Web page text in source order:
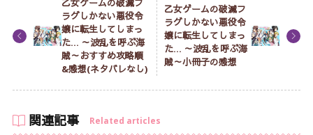
ラグしかない悪役令
嬢に転生してしまっ
た… ～波乱を呼ぶ海
賊～おすすめ攻略順
&感想(ネタバレなし)
乙女ゲームの破滅フ
ラグしかない悪役令
嬢に転生してしまっ
た… ～波乱を呼ぶ海
賊～小冊子の感想
関連記事 Related articles